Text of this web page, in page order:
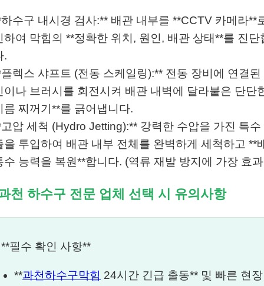
수구 내시경 검사:** 배관 내부를 **CCTV 카메라**
하여 막힘의 **정확한 위치, 원인, 배관 상태**를 진단
.
렉스 샤프트 (전동 스케일링):** 전동 장비에 연결된
이나 브러시를 회전시켜 배관 내벽에 달라붙은 단단
름 찌꺼기**를 긁어냅니다.
압 세척 (Hydro Jetting):** 강력한 수압을 가진 특수
을 투입하여 배관 내부 전체를 완벽하게 세척하고 **
수 능력을 복원**합니다. (역류 재발 방지에 가장 효
천 하수구 전문 업체 선택 시 유의사항
**필수 확인 사항**
**과천하수구막힘 24시간 긴급 출동** 및 빠른 현장